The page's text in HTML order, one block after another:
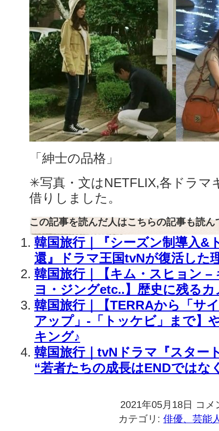
「紳士の品格」
✳︎写真・文はNETFLIX,各ドラマ
借りしました。
この記事を読んだ人はこちらの記事も読ん
韓国旅行｜『シーズン制導入&
還』ドラマ王国tvNが復活した
韓国旅行｜【キム・スヒョン –
ヨ・ジングetc..】歴史に残るカ
韓国旅行｜【TERRAから「サ
アップ」-「トッケビ」まで】
キング♪
韓国旅行｜tvNドラマ『スター
“若者たちの成長はENDではな
2021年05月18日
韓
国
旅
コメ
カテゴリ: 俳優、芸能